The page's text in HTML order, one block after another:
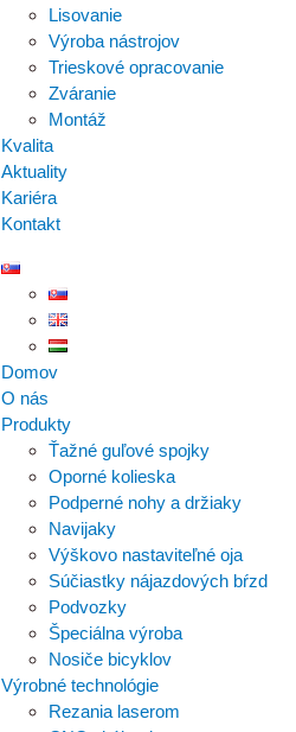
Lisovanie
Výroba nástrojov
Trieskové opracovanie
Zváranie
Montáž
Kvalita
Aktuality
Kariéra
Kontakt
Domov
O nás
Produkty
Ťažné guľové spojky
Oporné kolieska
Podperné nohy a držiaky
Navijaky
Výškovo nastaviteľné oja
Súčiastky nájazdových bŕzd
Podvozky
Špeciálna výroba
Nosiče bicyklov
Výrobné technológie
Rezania laserom